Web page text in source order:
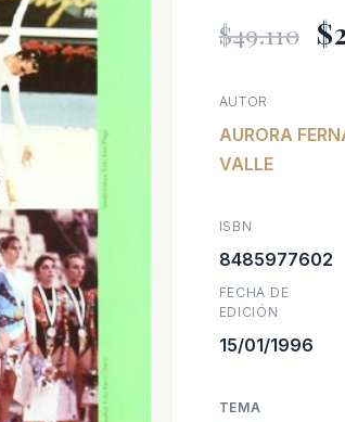
$49.110 $
AUTOR
AURORA
VALLE
ISBN
8485977602
FECHA DE
EDICIÓN
15/01/1996
TEMA